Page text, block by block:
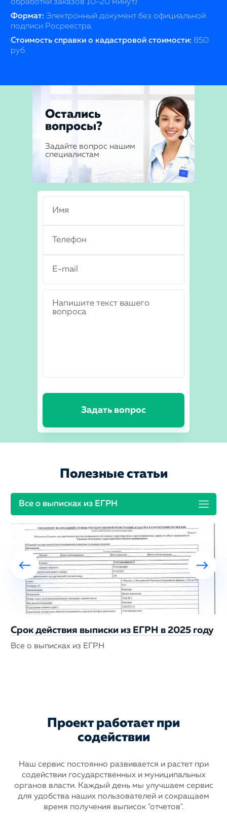
обработки заказов 10-20 минут)
Формат: Электронный документ без официальной
подписи Росреестра.
Стоимость справки о кадастровой стоимости: 850
руб.
Остались
вопросы?
Задайте вопрос нашим
специалистам
Задать вопрос
Полезные статьи
Все о выписках из ЕГРН
Срок действия выписки из ЕГРН в 2025 году
Все о выписках из ЕГРН
Проект работает при
содействии
Наш сервис постоянно развивается и растет при
содействии государственныхи муниципальных
органов власти. Каждый день мы улучшаем сервис
для удобства наших пользователей и сокращаем
время получения выписок "отчетов".